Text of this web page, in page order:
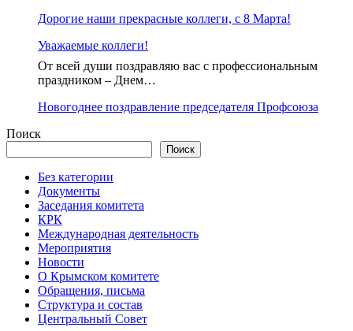
Дорогие наши прекрасные коллеги, с 8 Марта!
Уважаемые коллеги!
От всей души поздравляю вас с профессиональным
праздником – Днем…
Новогоднее поздравление председателя Профсоюза
Поиск
Поиск
Без категории
Документы
Заседания комитета
КРК
Международная деятельность
Мероприятия
Новости
О Крымском комитете
Обращения, письма
Структура и состав
Центральный Совет